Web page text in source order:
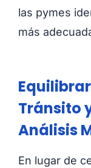
las pymes
más
Tránsito
Análisis
En lugar de